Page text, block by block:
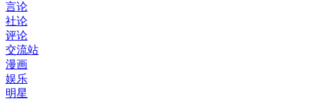
言论
社论
评论
交流站
漫画
娱乐
明星